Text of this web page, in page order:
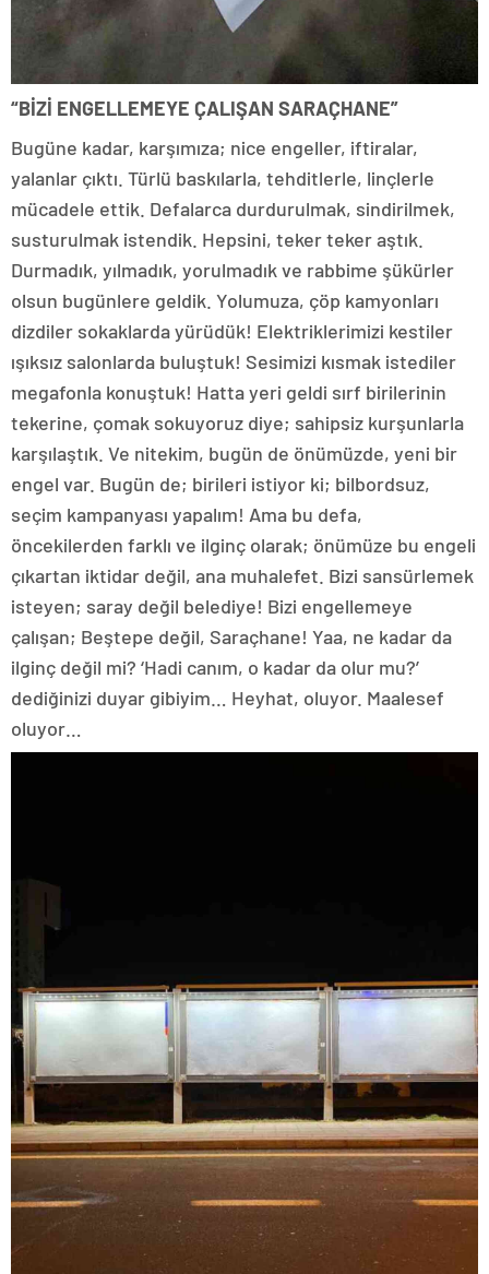
“BİZİ ENGELLEMEYE ÇALIŞAN SARAÇHANE”
Bugüne kadar, karşımıza; nice engeller, iftiralar,
yalanlar çıktı. Türlü baskılarla, tehditlerle, linçlerle
mücadele ettik. Defalarca durdurulmak, sindirilmek,
susturulmak istendik. Hepsini, teker teker aştık.
Durmadık, yılmadık, yorulmadık ve rabbime şükürler
olsun bugünlere geldik. Yolumuza, çöp kamyonları
dizdiler sokaklarda yürüdük! Elektriklerimizi kestiler
ışıksız salonlarda buluştuk! Sesimizi kısmak istediler
megafonla konuştuk! Hatta yeri geldi sırf birilerinin
tekerine, çomak sokuyoruz diye; sahipsiz kurşunlarla
karşılaştık. Ve nitekim, bugün de önümüzde, yeni bir
engel var. Bugün de; birileri istiyor ki; bilbordsuz,
seçim kampanyası yapalım! Ama bu defa,
öncekilerden farklı ve ilginç olarak; önümüze bu engeli
çıkartan iktidar değil, ana muhalefet. Bizi sansürlemek
isteyen; saray değil belediye! Bizi engellemeye
çalışan; Beştepe değil, Saraçhane! Yaa, ne kadar da
ilginç değil mi? ‘Hadi canım, o kadar da olur mu?’
dediğinizi duyar gibiyim… Heyhat, oluyor. Maalesef
oluyor…